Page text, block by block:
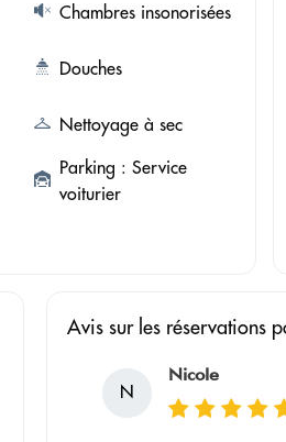
Chambres insonorisées
Douches
Nettoyage à sec
Parking : Service
voiturier
Avis sur les réservations
N
Nicole